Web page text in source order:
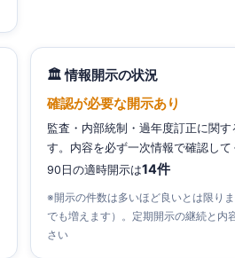
🏛 情報開示の状況
確認が必要な開示あり
監査・内部統制・過年度訂正に関す
す。内容を必ず一次情報で確認して
90日の適時開示は14件
※開示の件数は多いほど良いとは限り
でも増えます）。定期開示の継続と内
さい